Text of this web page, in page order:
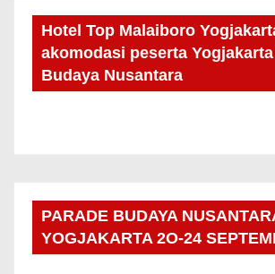
Hotel Top Malaiboro
akomodasi peserta
Budaya Nusantara
PARADE BUDAYA
YOGJAKARTA 2O-24